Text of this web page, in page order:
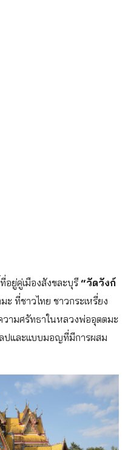
อยู่คู่เมืองสังขละบุรี “วัดวังก์
ที่ชาวไทย ชาวกระเหรี่ยง
ามศรัทธาในหลวงพ่ออุตตมะ
ปและแบบมอญที่มีการผสม